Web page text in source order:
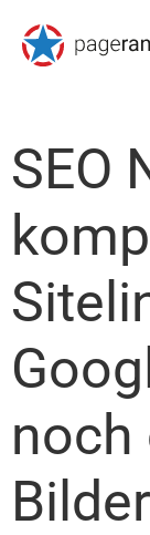
SEO
noch